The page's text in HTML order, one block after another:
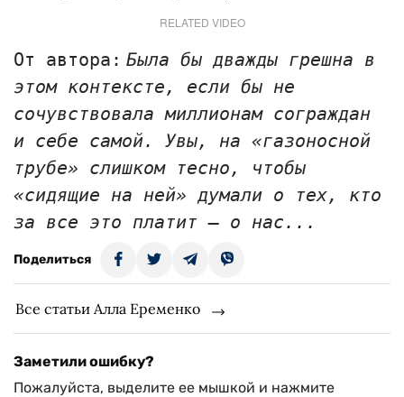
RELATED VIDEO
От автора: Была бы дважды грешна в
этом контексте, если бы не
сочувствовала миллионам сограждан
и себе самой. Увы, на «газоносной
трубе» слишком тесно, чтобы
«сидящие на ней» думали о тех, кто
за все это платит — о нас...
Поделиться
Все статьи Алла Еременко
Заметили ошибку?
Пожалуйста, выделите ее мышкой и нажмите